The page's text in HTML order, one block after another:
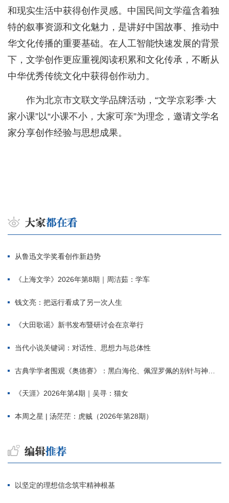
和现实生活中获得创作灵感。中国民间文学蕴含着独
特的叙事资源和文化魅力，是讲好中国故事、推动中
华文化传播的重要基础。在人工智能快速发展的背景
下，文学创作更应重视阅读积累和文化传承，不断从
中华优秀传统文化中获得创作动力。
作为北京市文联文学品牌活动，“文学京彩季·大
家小课”以“小课不小，大家可亲”为理念，邀请文学名
家分享创作经验与思想成果。
从鲁迅文学奖看创作新趋势
《上海文学》2026年第8期｜周洁茹：学车
钱文亮：把远行看成了另一次人生
《大田歌谣》新书发布暨研讨会在京举行
当代小说关键词：对话性、思想力与总体性
古典学学者围观《奥德赛》：黑白海伦、佩涅罗佩的别针与神秘入侵者
《天涯》2026年第4期｜吴寻：猫女
本周之星 | 汤茫茫：虎贼（2026年第28期）
以坚定的理想信念筑牢精神根基